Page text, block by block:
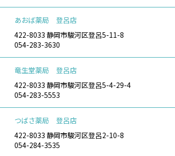
あおば薬局 登呂店
422-8033 静岡市駿河区登呂5-11-8
054-283-3630
竜生堂薬局 登呂店
422-8033 静岡市駿河区登呂5-4-29-4
054-283-5553
つばさ薬局 登呂店
422-8033 静岡市駿河区登呂2-10-8
054-284-3535